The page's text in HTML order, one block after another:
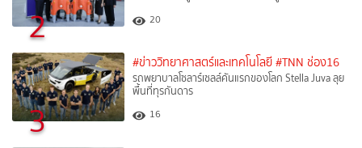
2 20
3
#ข่าววิทยาศาสตร์และเทคโนโลยี #TNN ช่อง16
รถพยาบาลโซลาร์เซลล์คันแรกของโลก Stella Juva ลุย
พื้นที่ทุรกันดาร
16